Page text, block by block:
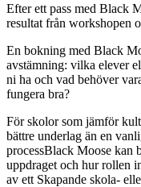
Efter ett pass med Black
resultat från workshopen
En bokning med Black
avstämning: vilka elever
ni ha och vad behöver
fungera bra?
För skolor som jämför
bättre underlag än en
processBlack Moose kan
uppdraget och hur rollen
av ett Skapande skola-